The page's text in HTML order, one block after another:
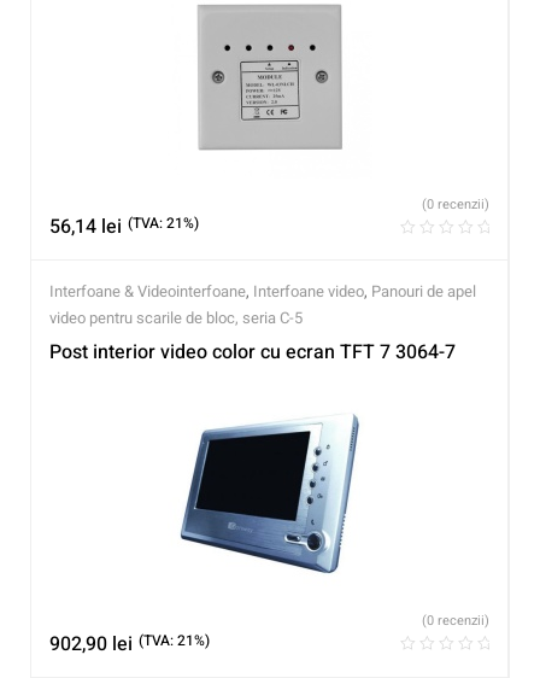
56,14 lei (TVA: 21%)
(0 recenzii)
Interfoane & Videointerfoane, Interfoane video, Panouri de apel
video pentru scarile de bloc, seria C-5
Post interior video color cu ecran TFT 7 3064-7
902,90 lei (TVA: 21%)
(0 recenzii)